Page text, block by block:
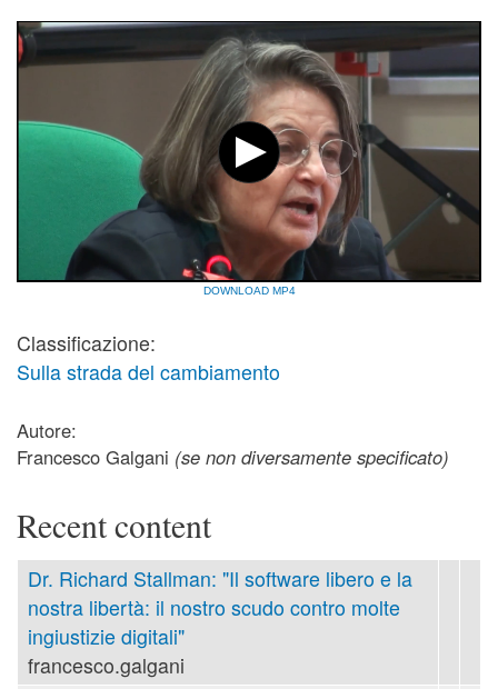
DOWNLOAD MP4
Classificazione:
Sulla strada del cambiamento
Autore:
Francesco Galgani (se non diversamente specificato)
Recent content
Dr. Richard Stallman: "Il software libero e la
nostra libertà: il nostro scudo contro molte
ingiustizie digitali"
francesco.galgani